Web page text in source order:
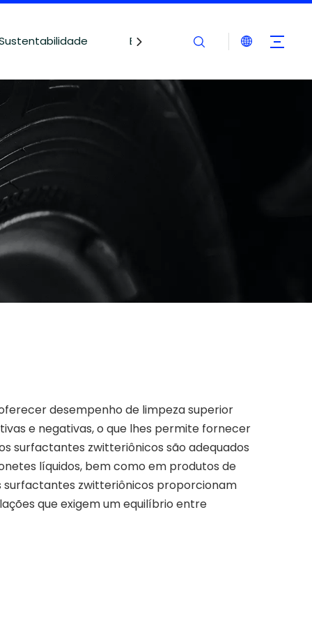
Blogues Contate-nos
desempenho de limpeza superior
e negativas, o que lhes permite fornecer
surfactantes zwitteriônicos são adequados
líquidos, bem como em produtos de
surfactantes zwitteriônicos proporcionam
que exigem um equilíbrio entre